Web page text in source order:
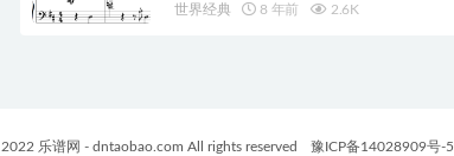
世界经典 8 年前 2.6K
2022 乐谱网 - dntaobao.com All rights reserved 豫ICP备14028909号-5